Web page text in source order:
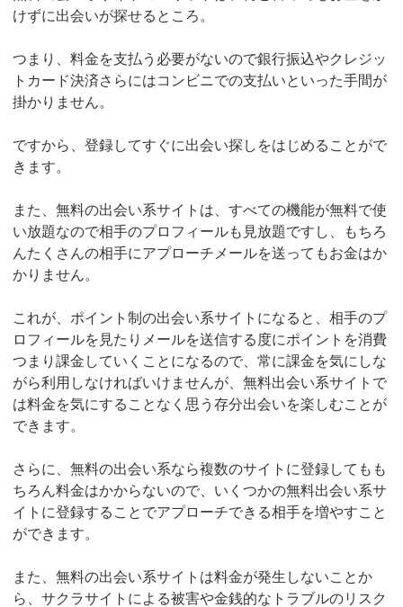
けずに出会いが探せるところ。
つまり、料金を支払う必要がないので銀行振込やクレジッ
トカード決済さらにはコンビニでの支払いといった手間が
掛かりません。
ですから、登録してすぐに出会い探しをはじめることがで
きます。
また、無料の出会い系サイトは、すべての機能が無料で使
い放題なので相手のプロフィールも見放題ですし、もちろ
んたくさんの相手にアプローチメールを送ってもお金はか
かりません。
これが、ポイント制の出会い系サイトになると、相手のプ
ロフィールを見たりメールを送信する度にポイントを消費
つまり課金していくことになるので、常に課金を気にしな
がら利用しなければいけませんが、無料出会い系サイトで
は料金を気にすることなく思う存分出会いを楽しむことが
できます。
さらに、無料の出会い系なら複数のサイトに登録してもも
ちろん料金はかからないので、いくつかの無料出会い系サ
イトに登録することでアプローチできる相手を増やすこと
ができます。
また、無料の出会い系サイトは料金が発生しないことか
ら、サクラサイトによる被害や金銭的なトラブルのリスク